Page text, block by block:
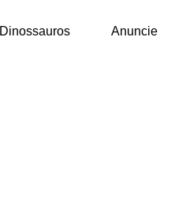
Dinossauros Anuncie